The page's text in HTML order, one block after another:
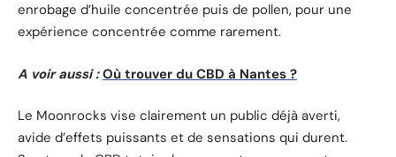
enrobage d’huile concentrée puis de pollen, pour une
expérience concentrée comme rarement.
A voir aussi : Où trouver du CBD à Nantes ?
Le Moonrocks vise clairement un public déjà averti,
avide d’effets puissants et de sensations qui durent.